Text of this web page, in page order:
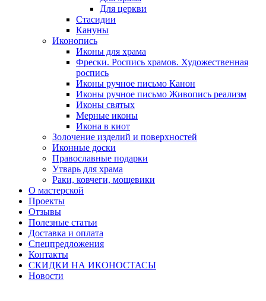
Для церкви
Стасидии
Кануны
Иконопись
Иконы для храма
Фрески. Роспись храмов. Художественная
роспись
Иконы ручное письмо Канон
Иконы ручное письмо Живопись реализм
Иконы святых
Мерные иконы
Икона в киот
Золочение изделий и поверхностей
Иконные доски
Православные подарки
Утварь для храма
Раки, ковчеги, мощевики
О мастерской
Проекты
Отзывы
Полезные статьи
Доставка и оплата
Спецпредложения
Контакты
СКИДКИ НА ИКОНОСТАСЫ
Новости